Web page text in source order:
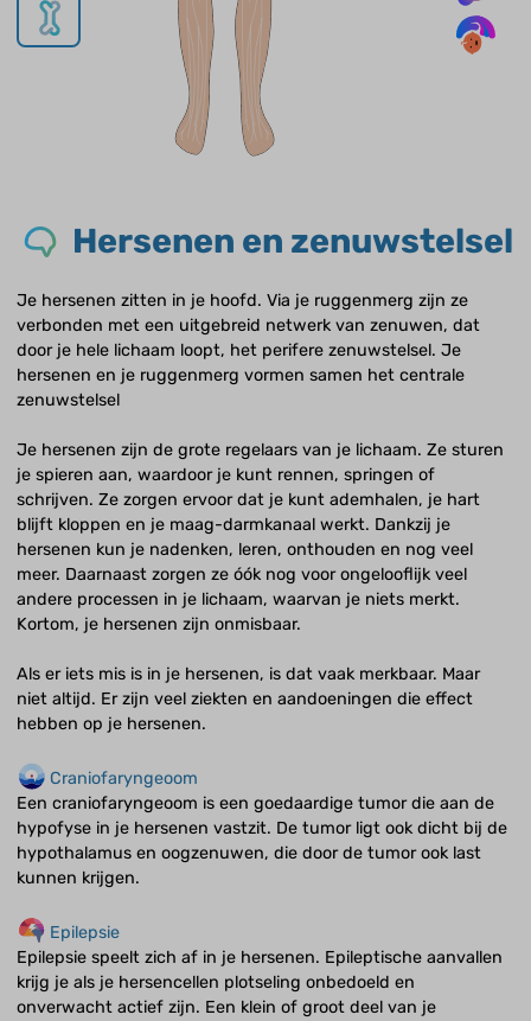
Hersenen en zenuwstelsel
Je hersenen zitten in je hoofd. Via je ruggenmerg zijn ze
verbonden met een uitgebreid netwerk van zenuwen, dat
door je hele lichaam loopt, het perifere zenuwstelsel. Je
hersenen en je ruggenmerg vormen samen het centrale
zenuwstelsel
Je hersenen zijn de grote regelaars van je lichaam. Ze sturen
je spieren aan, waardoor je kunt rennen, springen of
schrijven. Ze zorgen ervoor dat je kunt ademhalen, je hart
blijft kloppen en je maag-darmkanaal werkt. Dankzij je
hersenen kun je nadenken, leren, onthouden en nog veel
meer. Daarnaast zorgen ze óók nog voor ongelooflijk veel
andere processen in je lichaam, waarvan je niets merkt.
Kortom, je hersenen zijn onmisbaar.
Als er iets mis is in je hersenen, is dat vaak merkbaar. Maar
niet altijd. Er zijn veel ziekten en aandoeningen die effect
hebben op je hersenen.
Craniofaryngeoom
Een craniofaryngeoom is een goedaardige tumor die aan de
hypofyse in je hersenen vastzit. De tumor ligt ook dicht bij de
hypothalamus en oogzenuwen, die door de tumor ook last
kunnen krijgen.
Epilepsie
Epilepsie speelt zich af in je hersenen. Epileptische aanvallen
krijg je als je hersencellen plotseling onbedoeld en
onverwacht actief zijn. Een klein of groot deel van je